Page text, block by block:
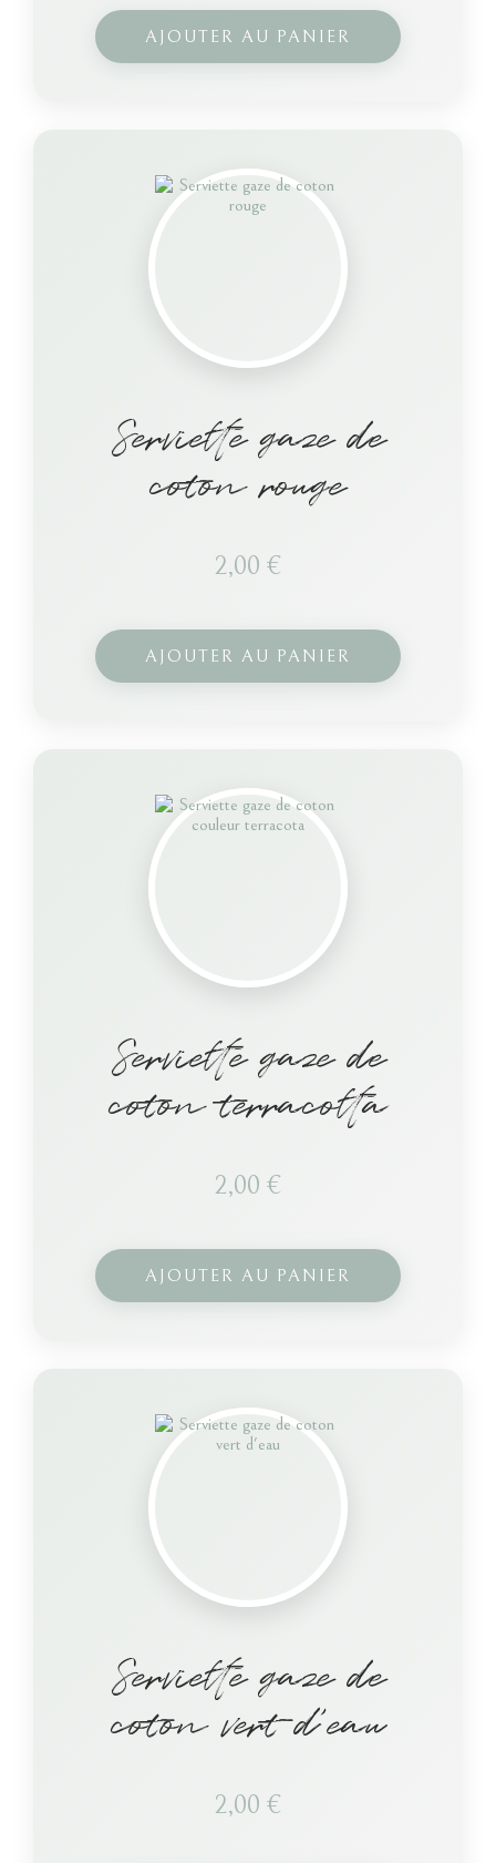
AJOUTER AU PANIER
Serviette gaze de
coton rouge
2,00 €
AJOUTER AU PANIER
Serviette gaze de
coton terracotta
2,00 €
AJOUTER AU PANIER
Serviette gaze de
coton vert d’eau
2,00 €